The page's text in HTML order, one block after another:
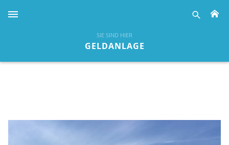
SIE SIND HIER
GELDANLAGE